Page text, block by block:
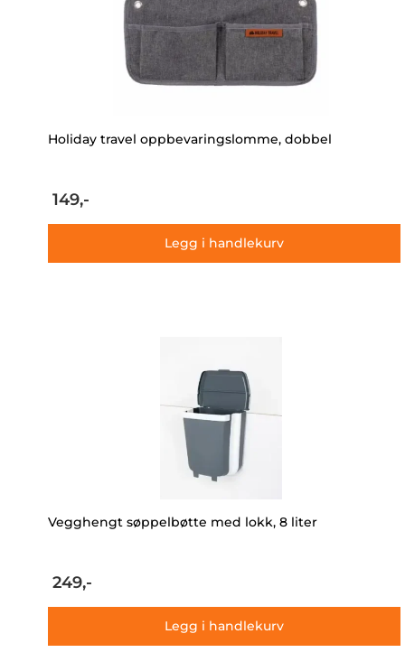
Holiday travel oppbevaringslomme, dobbel
149,-
Legg i handlekurv
Vegghengt søppelbøtte med lokk, 8 liter
249,-
Legg i handlekurv